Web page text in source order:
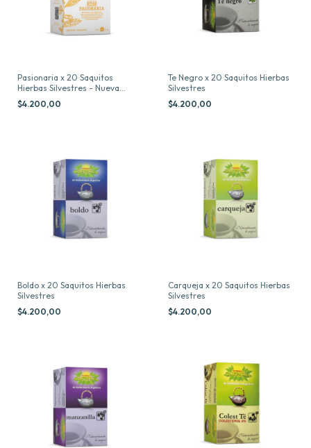
Pasionaria x 20 Saquitos
Hierbas Silvestres - Nueva
Presentación
$4.200,00
Te Negro x 20 Saquitos Hierbas
Silvestres
$4.200,00
Boldo x 20 Saquitos Hierbas
Silvestres
$4.200,00
Carqueja x 20 Saquitos Hierbas
Silvestres
$4.200,00